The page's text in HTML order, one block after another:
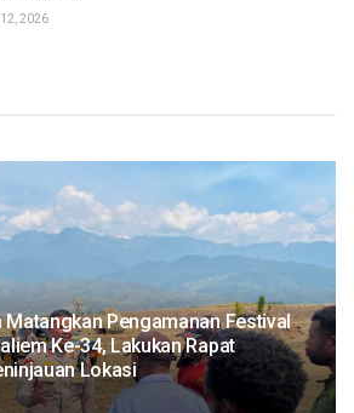
12, 2026
Pengamanan Festival
Ke-34, Lakukan Rapat
Lokasi